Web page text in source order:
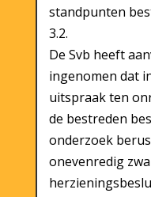
standpunten
3.2.
De Svb heeft
ingenomen dat
uitspraak ten
de bestreden
onderzoek
onevenredig